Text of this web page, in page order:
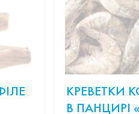
КРЕВЕТКИ
В ПАНЦИРІ